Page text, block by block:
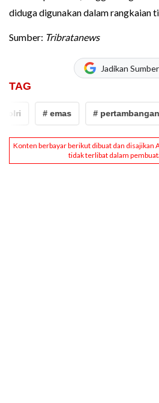
diduga digunakan dalam rangkaian
Sumber: Tribratanews
Jadikan
TAG
# emas # pertambangan